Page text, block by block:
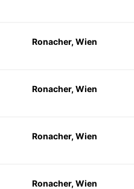
Ronacher, Wien
Ronacher, Wien
Ronacher, Wien
Ronacher, Wien